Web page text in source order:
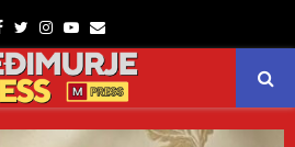
Facebook
TwitterInstagram
Youtube
Email